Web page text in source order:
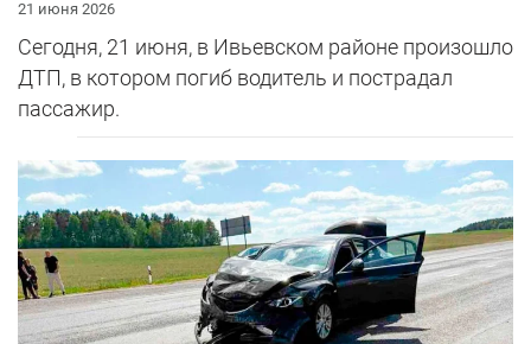
21 июня 2026
Сегодня, 21 июня, в Ивьевском районе произошло
ДТП, в котором погиб водитель и пострадал
пассажир.